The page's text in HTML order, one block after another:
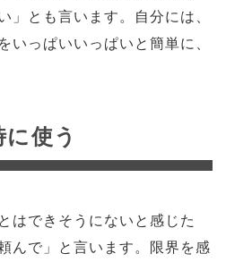
とも言います。自分には、
っぱいいっぱいと簡単に、
使う
はできそうにないと感じた
んで」と言います。限界を感